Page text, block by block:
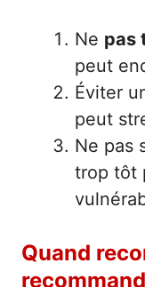
Ne pas
peut
Éviter
peut
Ne pas
trop tôt
Quand